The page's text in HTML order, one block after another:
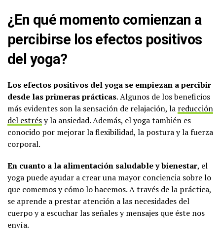
¿En qué momento comienzan a
percibirse los efectos positivos
del yoga?
Los efectos positivos del yoga se empiezan a percibir
desde las primeras prácticas. Algunos de los beneficios
más evidentes son la sensación de relajación, la reducción
del estrésy la ansiedad. Además, el yoga también es
conocido por mejorar la flexibilidad, la postura y la fuerza
corporal.
En cuanto a la alimentación saludable y bienestar, el
yoga puede ayudar a crear una mayor conciencia sobre lo
que comemos y cómo lo hacemos. A través de la práctica,
se aprende a prestar atención a las necesidades del
cuerpo y a escuchar las señales y mensajes que éste nos
envía.